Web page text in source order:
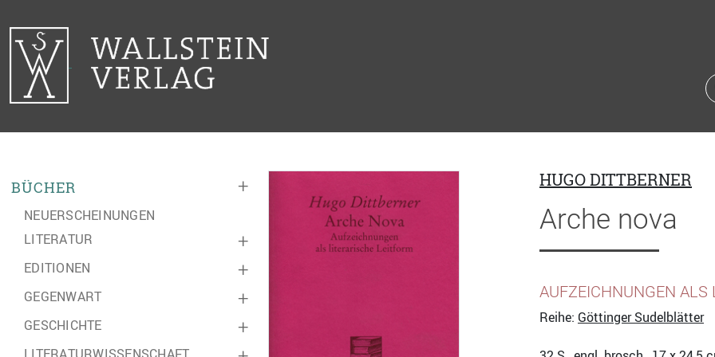
+
BÜCHER
NEUERSCHEINUNGEN
+
LITERATUR
+
EDITIONEN
+
GEGENWART
+
GESCHICHTE
HUGO DITTBERNER
Arche nova
AUFZEICHNUNGEN ALS
Reihe: Göttinger Sudelblätter